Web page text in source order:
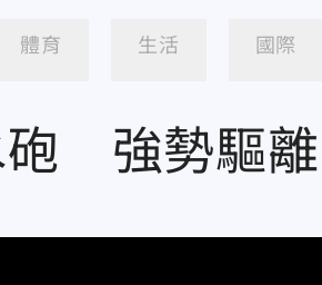
體育 生活 國際
強勢驅